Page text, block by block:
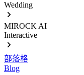
Wedding
MIROCK AI
Interactive
部落格
Blog